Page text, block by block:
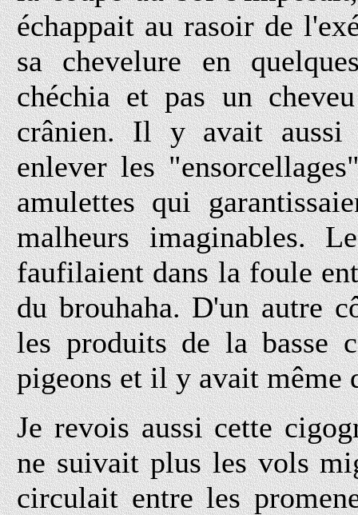
échappait au rasoir de
sa chevelure en
chéchia et pas un
crânien. Il y avait aussi
enlever les
amulettes qui
malheurs imaginables.
faufilaient dans la foule
du brouhaha. D'un autre
les produits de la basse
pigeons et il y avait même
Je revois aussi cette
ne suivait plus les vols
circulait entre les